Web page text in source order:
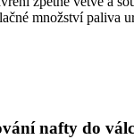
množství paliva
nafty do